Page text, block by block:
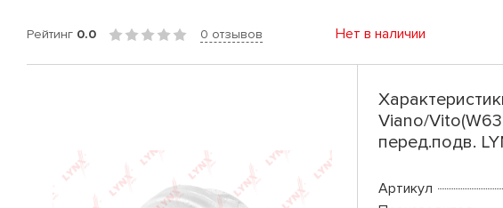
Рейтинг 0.0 0 отзывов Нет в наличии
Viano/
перед.подв.
Артикул